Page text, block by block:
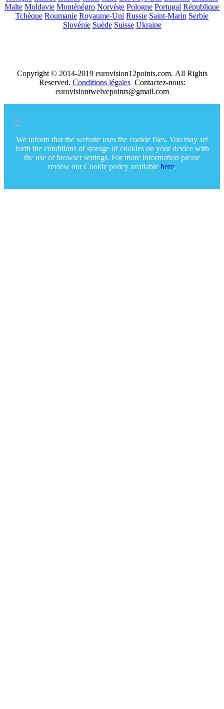
Malte Moldavie Monténégro Norvège Pologne Portugal République
Tchèque Roumanie Royaume-Uni Russie Saint-Marin Serbie
Slovénie Suède Suisse Ukraine
Copyright © 2014-2019 eurovision12points.com. All Rights
Reserved. Conditions légalesContactez-nous:
eurovisiontwelvepoints@gmail.com
×
We inform that the website uses the cookie files. You may set
forth the conditions of storage of cookies on your device with
the use of browser settings. For more information please
review our Cookie policy available here.